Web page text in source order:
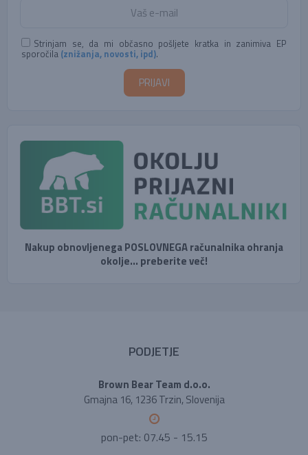
Strinjam se, da mi občasno pošljete kratka in zanimiva EP
sporočila (znižanja, novosti, ipd).
Nakup obnovljenega POSLOVNEGA računalnika ohranja
okolje... preberite več!
PODJETJE
Brown Bear Team d.o.o.
Gmajna 16, 1236 Trzin, Slovenija
pon-pet: 07.45 - 15.15